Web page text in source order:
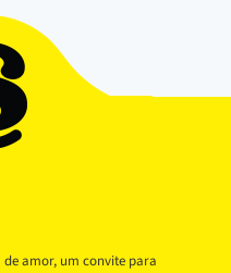
amor, um convite para